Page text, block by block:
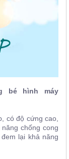
bé hình máy
có độ cứng cao,
chống cong
lại khả năng